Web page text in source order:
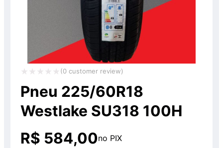
Avaliação
0
de
(0 customer review)
Pneu 225/60R18
Westlake SU318 100H
R$ 584,00no PIX